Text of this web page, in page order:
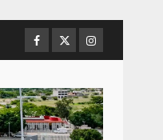
Facebook
TwitterInstagram
en San Juan
de Oaxaca
de maltrato
ciudadana